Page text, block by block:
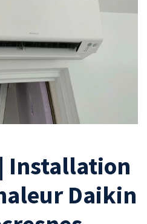
Installation
Daikin